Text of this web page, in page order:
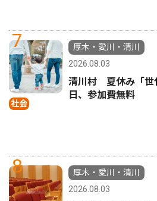
7
社会
厚木・愛川・清川
2026.08.03
清川村 夏休み「
日、参加費無料
8
厚木・愛川・清川
2026.08.03